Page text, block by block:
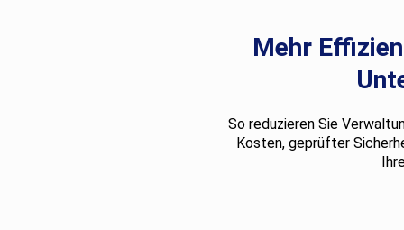
Mehr
So reduzieren Sie
Kosten, geprüfter